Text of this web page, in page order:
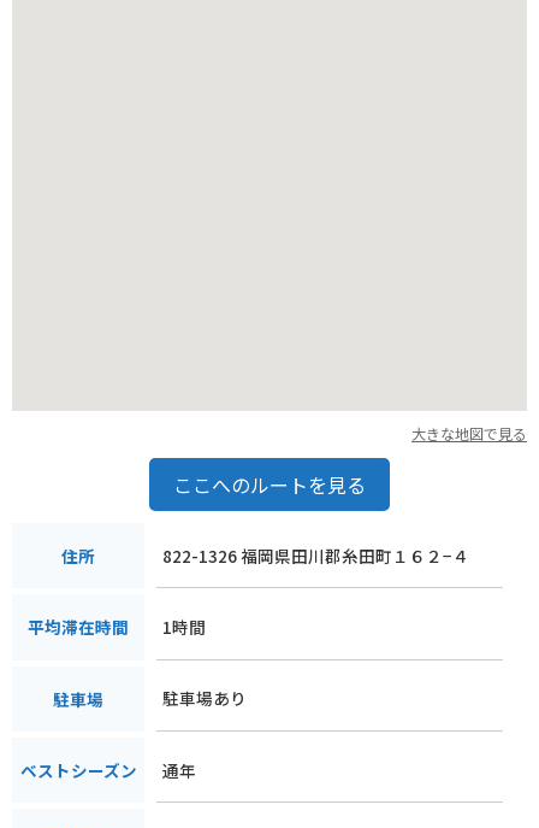
大きな地図で見る
ここへのルートを見る
住所 822-1326 福岡県田川郡糸田町１６２−４
平均滞在時間 1時間
駐車場 駐車場あり
ベストシーズン 通年